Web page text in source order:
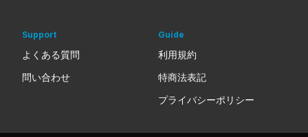
Support
よくある質問
問い合わせ
Guide
利用規約
特商法表記
プライバシーポリシー